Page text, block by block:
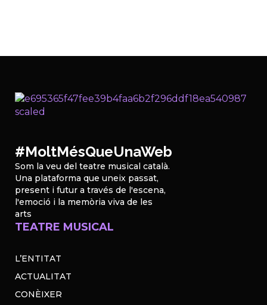
#MoltMésQueUnaWeb
Som la veu del teatre musical català.
Una plataforma que uneix passat,
present i futur a través de l'escena,
l'emoció i la memòria viva de les
arts
TEATRE MUSICAL
L’ENTITAT
ACTUALITAT
CONÈIXER